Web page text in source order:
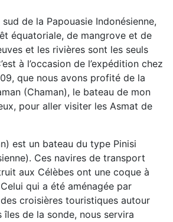
de la Papouasie Indonésienne,
équatoriale, de mangrove et de
et les rivières sont les seuls
à l’occasion de l’expédition chez
que nous avons profité de la
(Chaman), le bateau de mon
pour aller visiter les Asmat de
est un bateau du type Pinisi
Ces navires de transport
aux Célèbes ont une coque à
qui a été aménagée par
croisières touristiques autour
îles de la sonde, nous servira